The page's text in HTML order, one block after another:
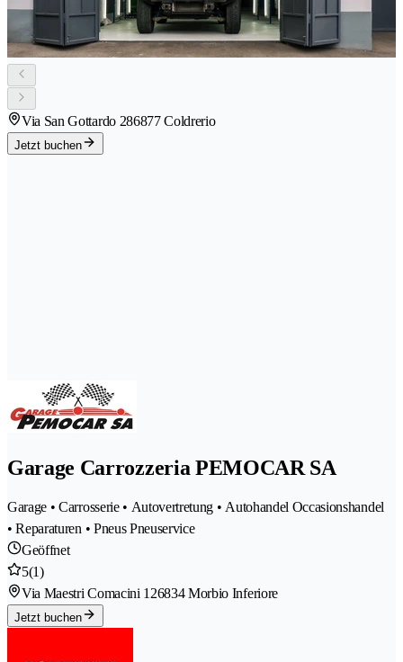
Via San Gottardo 286877 Coldrerio
Jetzt buchen
Garage Carrozzeria PEMOCAR SA
Garage • Carrosserie • Autovertretung • Autohandel Occasionshandel
• Reparaturen • Pneus Pneuservice
Geöffnet
5(1)
Via Maestri Comacini 126834 Morbio Inferiore
Jetzt buchen